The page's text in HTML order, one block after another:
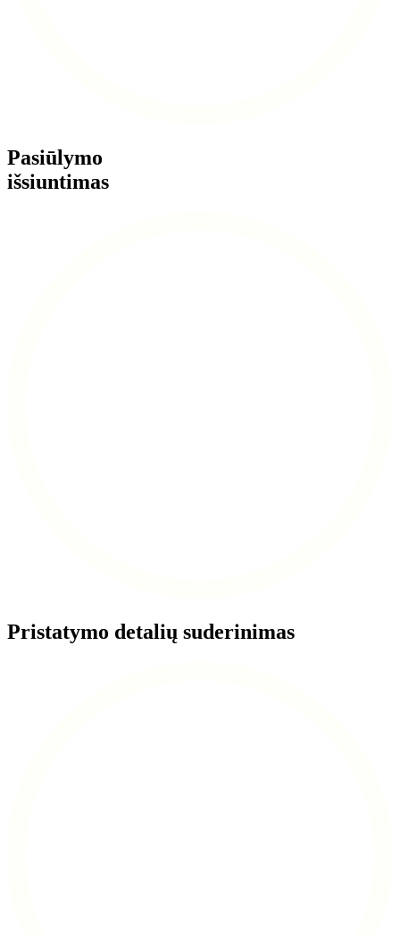
Pasiūlymo
išsiuntimas
Pristatymo detalių suderinimas